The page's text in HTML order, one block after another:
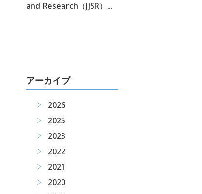
and Research（JJSR）：
アーカイブ
2026
2025
2023
2022
2021
2020